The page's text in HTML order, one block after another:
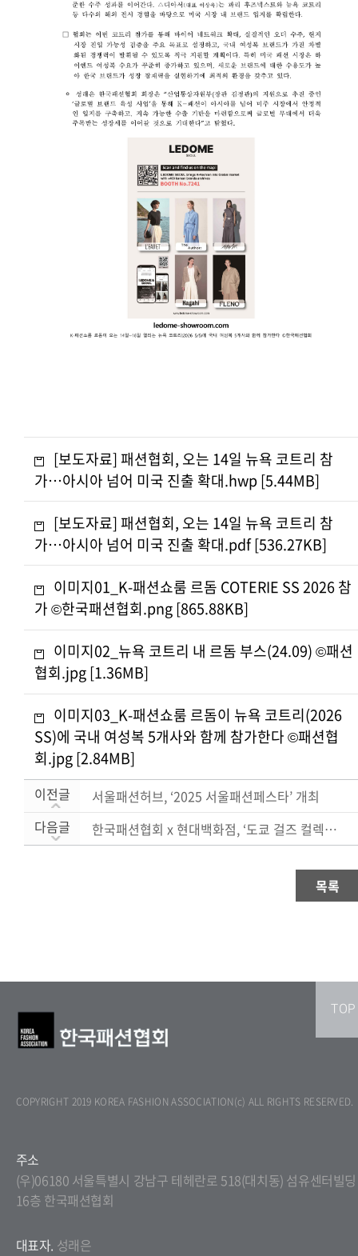
[보도자료] 패션협회, 오는 14일 뉴욕 코트리 참
가…아시아 넘어 미국 진출 확대.hwp [5.44MB]
[보도자료] 패션협회, 오는 14일 뉴욕 코트리 참
가…아시아 넘어 미국 진출 확대.pdf [536.27KB]
이미지01_K-패션쇼룸 르돔 COTERIE SS 2026 참
가 ©한국패션협회.png [865.88KB]
이미지02_뉴욕 코트리 내 르돔 부스(24.09) ©패션
협회.jpg [1.36MB]
이미지03_K-패션쇼룸 르돔이 뉴욕 코트리(2026
SS)에 국내 여성복 5개사와 함께 참가한다 ©패션협
회.jpg [2.84MB]
이전글
서울패션허브, ‘2025 서울패션페스타’ 개최
다음글
한국패션협회 x 현대백화점, ‘도쿄 걸즈 컬렉션’서 K....
목록
COPYRIGHT 2019 KOREA FASHION ASSOCIATION(c) ALL RIGHTS RESERVED.
주소
(우)06180 서울특별시 강남구 테헤란로 518(대치동) 섬유센터빌딩
16층 한국패션협회
대표자. 성래은
TOP